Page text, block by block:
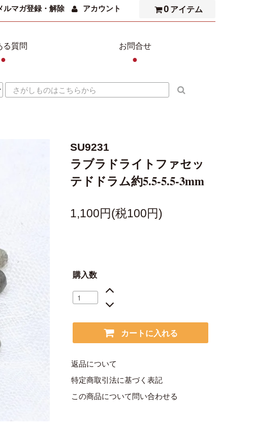
ルマガ登録・解除 アカウント 0 アイテム
る質問
●
お問合せ
●
SU9231
ラブラドライトファセッ
テドドラム約5.5-5.5-3mm
1,100円(税100円)
購入数
カートに入れる
返品について
特定商取引法に基づく表記
この商品について問い合わせる